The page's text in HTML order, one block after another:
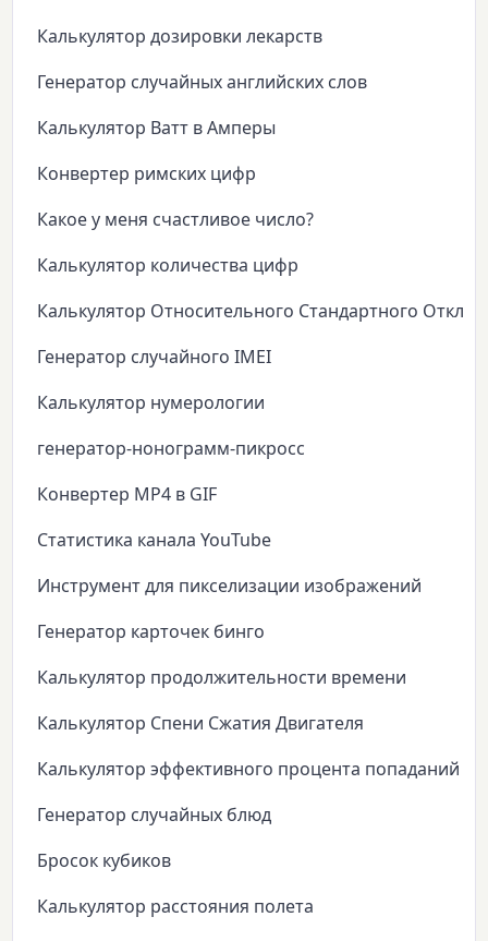
Калькулятор дозировки лекарств
Генератор случайных английских слов
Калькулятор Ватт в Амперы
Конвертер римских цифр
Какое у меня счастливое число?
Калькулятор количества цифр
Калькулятор Относительного Стандартного
Генератор случайного IMEI
Калькулятор нумерологии
генератор-нонограмм-пикросс
Конвертер MP4 в GIF
Статистика канала YouTube
Инструмент для пикселизации изображений
Генератор карточек бинго
Калькулятор продолжительности времени
Калькулятор Спени Сжатия Двигателя
Калькулятор эффективного процента попаданий
Генератор случайных блюд
Бросок кубиков
Калькулятор расстояния полета